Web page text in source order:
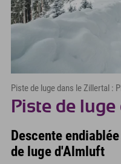
Piste de luge dans le Zillertal :
Piste de
Descente
de luge d'Almluft